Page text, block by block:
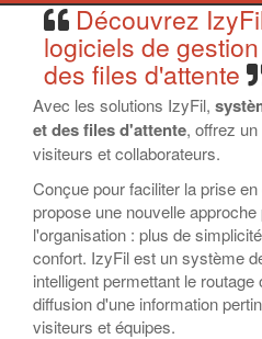
Découvrez
logiciels de
des files d'attente
Avec les solutions IzyFil,
et des files d'attente, offrez
visiteurs et collaborateurs.
Conçue pour faciliter la prise
propose une nouvelle
l'organisation : plus de
confort. IzyFil est un système
intelligent permettant le
diffusion d'une information
visiteurs et équipes.